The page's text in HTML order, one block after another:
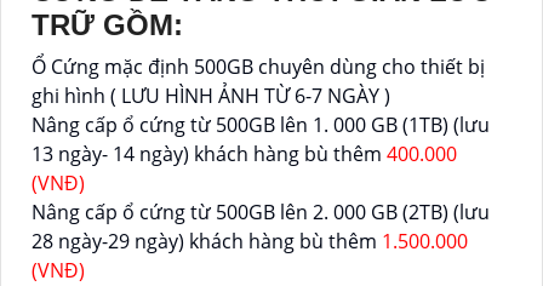
TRỮ GỒM:
Ổ Cứng mặc định 500GB chuyên dùng cho thiết bị
ghi hình ( LƯU HÌNH ẢNH TỪ 6-7 NGÀY )
Nâng cấp ổ cứng từ 500GB lên 1. 000 GB (1TB) (lưu
13 ngày- 14 ngày) khách hàng bù thêm 400.000
(VNĐ)
Nâng cấp ổ cứng từ 500GB lên 2. 000 GB (2TB) (lưu
28 ngày-29 ngày) khách hàng bù thêm 1.500.000
(VNĐ)